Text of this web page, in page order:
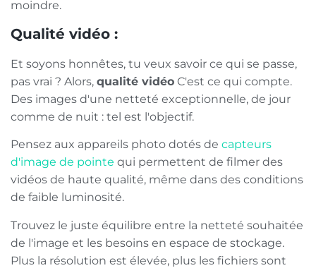
moindre.
Qualité vidéo :
Et soyons honnêtes, tu veux savoir ce qui se passe,
pas vrai ? Alors, qualité vidéo C'est ce qui compte.
Des images d'une netteté exceptionnelle, de jour
comme de nuit : tel est l'objectif.
Pensez aux appareils photo dotés de capteurs
d'image de pointe qui permettent de filmer des
vidéos de haute qualité, même dans des conditions
de faible luminosité.
Trouvez le juste équilibre entre la netteté souhaitée
de l'image et les besoins en espace de stockage.
Plus la résolution est élevée, plus les fichiers sont